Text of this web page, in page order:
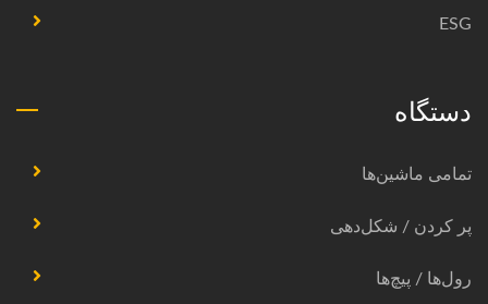
ESG
دستگاه
تمامی ماشین‌ها
پر کردن / شکل‌دهی
رول‌ها / پیچ‌ها